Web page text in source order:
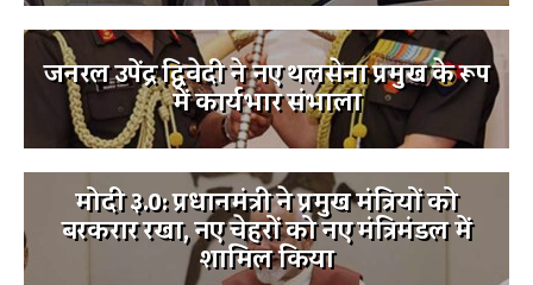
जनरल उपेंद्र द्विवेदी ने नए थलसेना प्रमुख के रूप
में कार्यभार संभाला
मोदी ३.0: प्रधानमंत्री ने प्रमुख मंत्रियों को
बरकरार रखा, नए चेहरों को नए मंत्रिमंडल में
शामिल किया